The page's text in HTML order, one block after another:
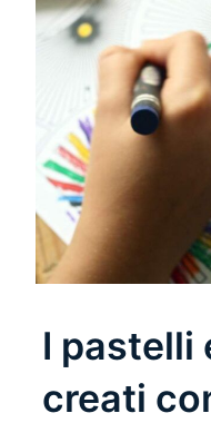
I pastelli
creati